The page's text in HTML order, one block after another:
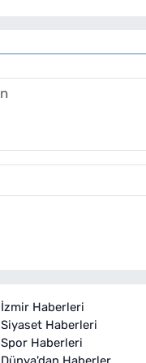
İzmir Haberleri
Siyaset Haberleri
Spor Haberleri